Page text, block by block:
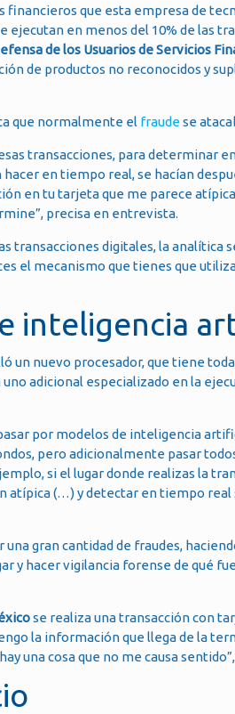
que esta empresa de
en menos del 10% de las
de los Usuarios de Servicios
de productos no reconocidos y
que normalmente el fraudese
transacciones, para determinar
en tiempo real, se hacían
en tu tarjeta que me parece
precisa en entrevista.
transacciones digitales, la analítica
el mecanismo que tienes que
inteligencia
un nuevo procesador, que tiene
adicional especializado en la
por modelos de inteligencia
pero adicionalmente pasar
si el lugar donde realizas la
atípica (…) y detectar en tiempo
gran cantidad de fraudes,
y hacer vigilancia forense de qué
se realiza una transacción con
la información que llega de la
una cosa que no me causa